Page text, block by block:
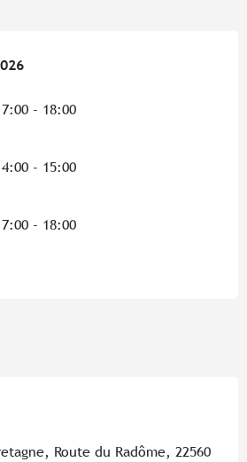
tot15 augustus 2026
- 18:00
- 15:00
- 18:00
Route du Radôme, 22560